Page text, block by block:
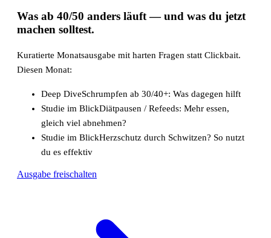
Was ab 40/50 anders läuft— und was du jetzt
machen solltest.
Kuratierte Monatsausgabe mit harten Fragen statt Clickbait.
Diesen Monat:
Deep DiveSchrumpfen ab 30/40+: Was dagegen hilft
Studie im BlickDiätpausen / Refeeds: Mehr essen,
gleich viel abnehmen?
Studie im BlickHerzschutz durch Schwitzen? So nutzt
du es effektiv
Ausgabe freischalten